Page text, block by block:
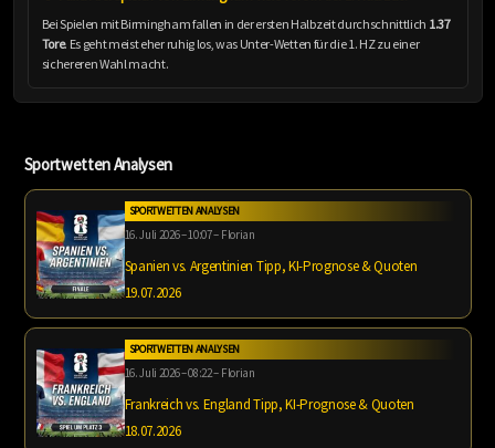
Bei Spielen mit Birmingham fallen in der ersten Halbzeit durchschnittlich 1.37
Tore. Es geht meist eher ruhig los, was Unter-Wetten für die 1. HZ zu einer
sichereren Wahl macht.
Sportwetten Analysen
SPORTWETTEN ANALYSEN
16. Juli 2026 – 10:07 – Florian
Spanien vs. Argentinien Tipp, KI-Prognose & Quoten
19.07.2026
SPORTWETTEN ANALYSEN
16. Juli 2026 – 08:22 – Florian
Frankreich vs. England Tipp, KI-Prognose & Quoten
18.07.2026